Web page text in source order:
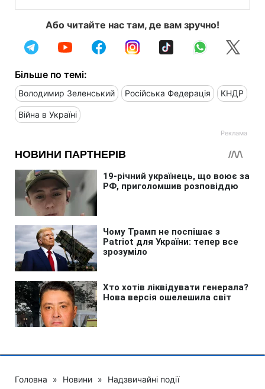
Або читайте нас там, де вам зручно!
Більше по темі:
Володимир Зеленський Російська Федерація КНДР
Війна в Україні
Головна » Новини » Надзвичайні події